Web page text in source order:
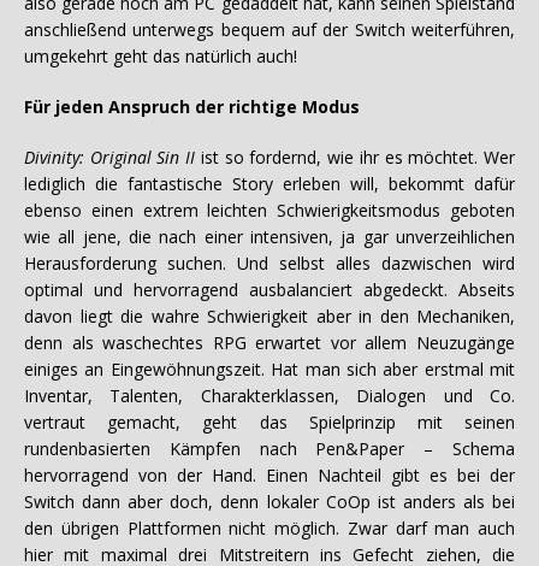
anschließend unterwegs bequem auf der Switch weiterführen,
umgekehrt geht das natürlich auch!
Für jeden Anspruch der richtige Modus
Divinity: Original Sin II ist so fordernd, wie ihr es möchtet. Wer
lediglich die fantastische Story erleben will, bekommt dafür
ebenso einen extrem leichten Schwierigkeitsmodus geboten
wie all jene, die nach einer intensiven, ja gar unverzeihlichen
Herausforderung suchen. Und selbst alles dazwischen wird
optimal und hervorragend ausbalanciert abgedeckt. Abseits
davon liegt die wahre Schwierigkeit aber in den Mechaniken,
denn als waschechtes RPG erwartet vor allem Neuzugänge
einiges an Eingewöhnungszeit. Hat man sich aber erstmal mit
Inventar, Talenten, Charakterklassen, Dialogen und Co.
vertraut gemacht, geht das Spielprinzip mit seinen
rundenbasierten Kämpfen nach Pen&Paper – Schema
hervorragend von der Hand. Einen Nachteil gibt es bei der
Switch dann aber doch, denn lokaler CoOp ist anders als bei
den übrigen Plattformen nicht möglich. Zwar darf man auch
hier mit maximal drei Mitstreitern ins Gefecht ziehen, die